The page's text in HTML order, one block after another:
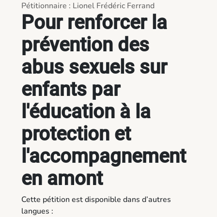
Pour renforcer la
prévention des
abus sexuels sur
enfants par
l'éducation à la
protection et
l'accompagnement
en amont
Pétitionnaire : Lionel Frédéric Ferrand
Cette pétition est disponible dans d’autres
langues :